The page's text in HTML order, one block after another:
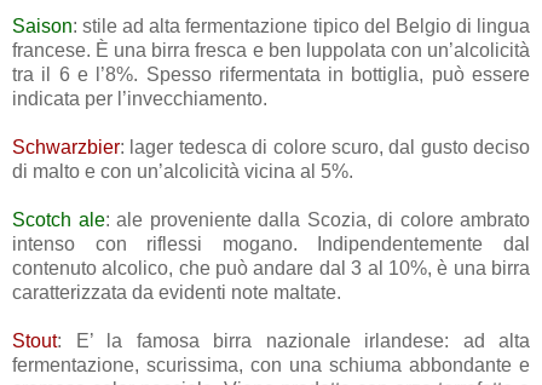
Saison: stile ad alta fermentazione tipico del Belgio di lingua
francese. È una birra fresca e ben luppolata con un’alcolicità
tra il 6 e l’8%. Spesso rifermentata in bottiglia, può essere
indicata per l’invecchiamento.
Schwarzbier: lager tedesca di colore scuro, dal gusto deciso
di malto e con un’alcolicità vicina al 5%.
Scotch ale: ale proveniente dalla Scozia, di colore ambrato
intenso con riflessi mogano. Indipendentemente dal
contenuto alcolico, che può andare dal 3 al 10%, è una birra
caratterizzata da evidenti note maltate.
Stout: E’ la famosa birra nazionale irlandese: ad alta
fermentazione, scurissima, con una schiuma abbondante e